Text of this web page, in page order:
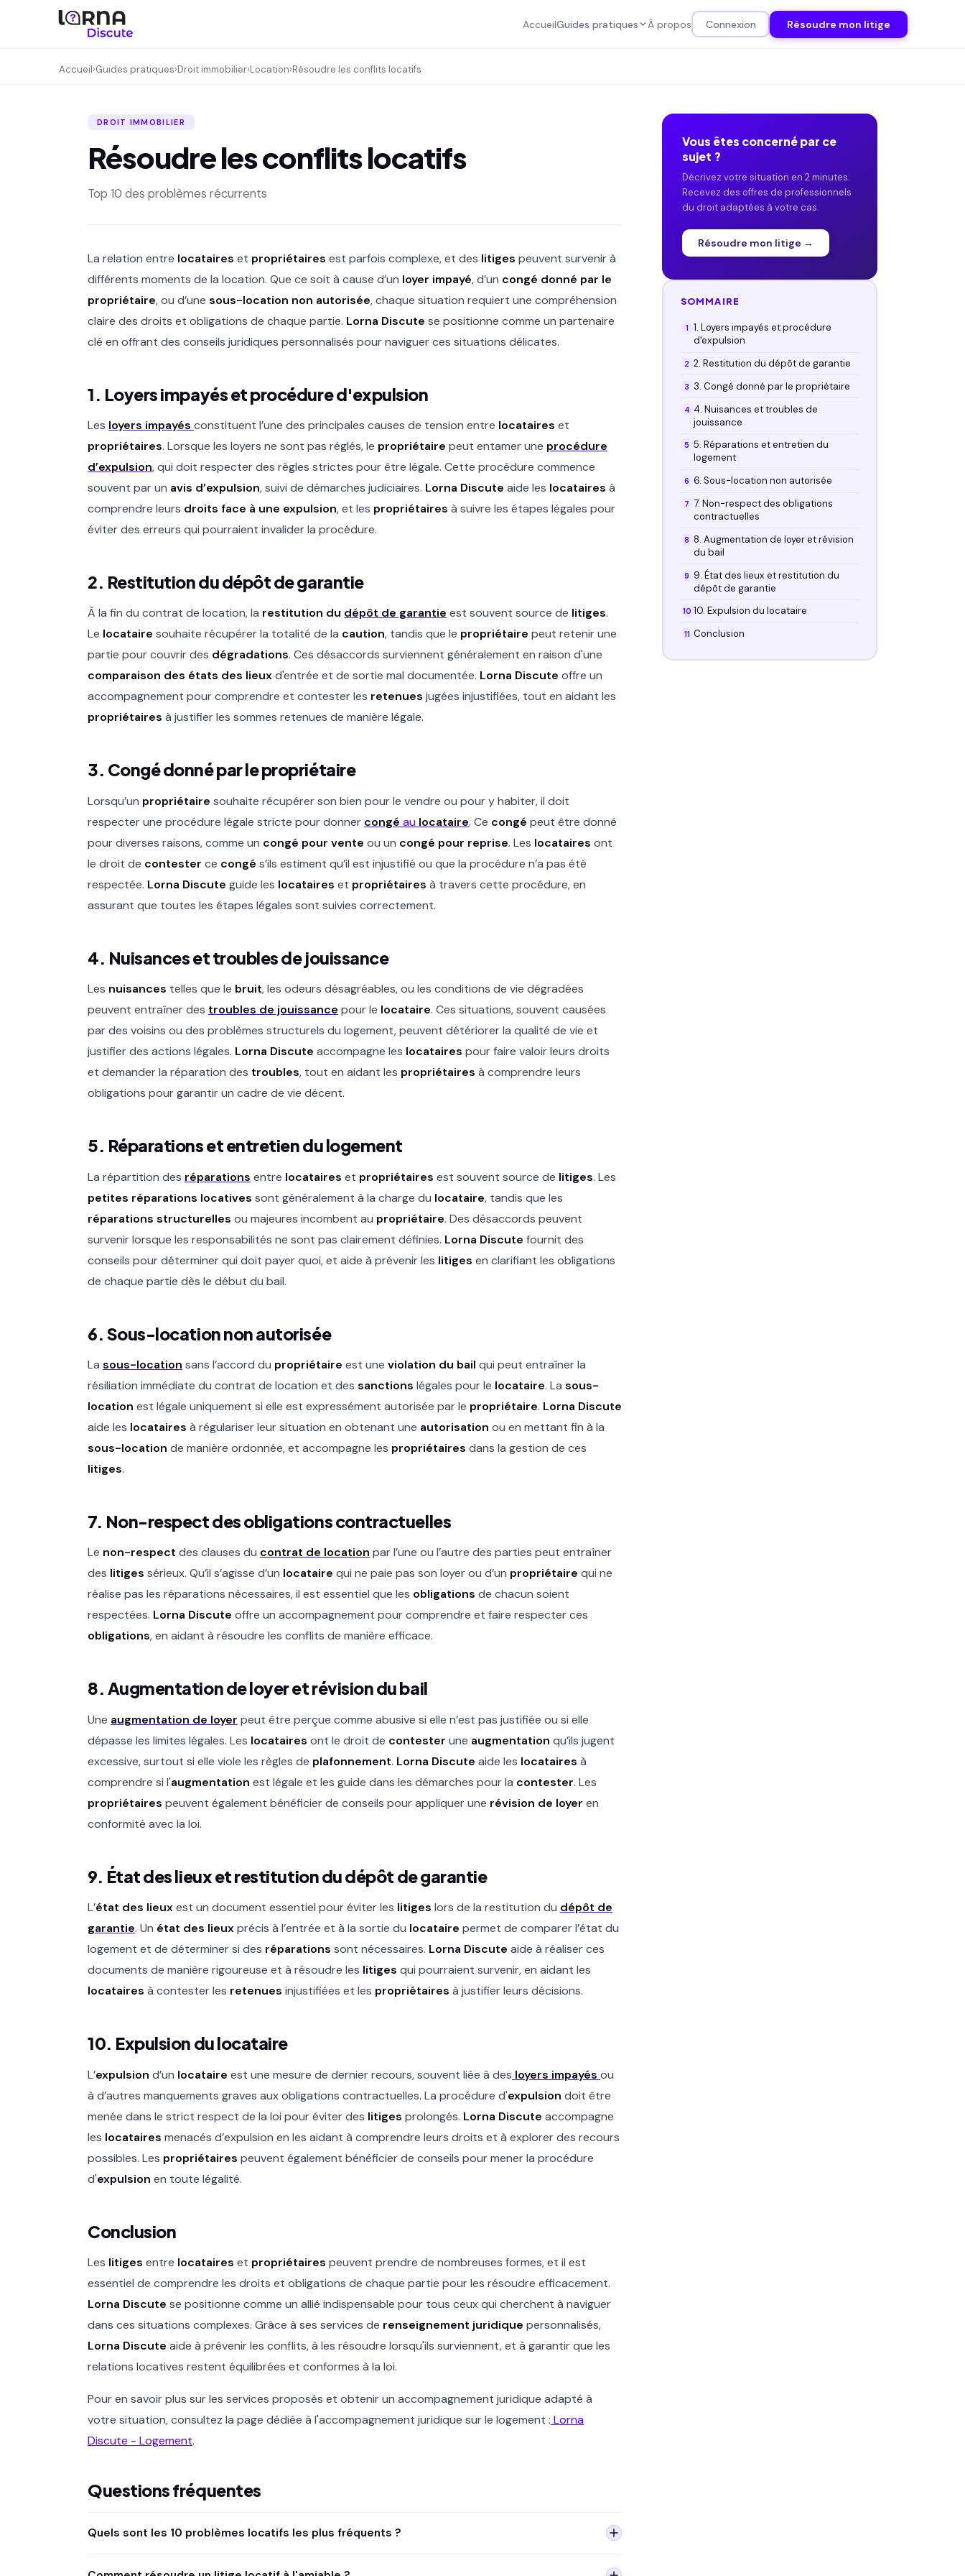
AccueilGuides pratiques À propos Connexion Résoudre mon litige
Accueil›Guides pratiques›Droit immobilier›Location›Résoudre les conflits locatifs
DROIT IMMOBILIER
Résoudre les conflits locatifs
Top 10 des problèmes récurrents
La relation entre locataires et propriétaires est parfois complexe, et des litiges peuvent survenir à
différents moments de la location. Que ce soit à cause d’un loyer impayé, d’un congé donné par le
propriétaire, ou d’une sous-location non autorisée, chaque situation requiert une compréhension
claire des droits et obligations de chaque partie. Lorna Discute se positionne comme un partenaire
clé en offrant des conseils juridiques personnalisés pour naviguer ces situations délicates.
1. Loyers impayés et procédure d'expulsion
Les loyers impayés constituent l’une des principales causes de tension entre locataires et
propriétaires. Lorsque les loyers ne sont pas réglés, le propriétaire peut entamer une procédure
d’expulsion, qui doit respecter des règles strictes pour être légale. Cette procédure commence
souvent par un avis d’expulsion, suivi de démarches judiciaires. Lorna Discute aide les locataires à
comprendre leurs droits face à une expulsion, et les propriétaires à suivre les étapes légales pour
éviter des erreurs qui pourraient invalider la procédure.
2. Restitution du dépôt de garantie
À la fin du contrat de location, la restitution du dépôt de garantie est souvent source de litiges.
Le locataire souhaite récupérer la totalité de la caution, tandis que le propriétaire peut retenir une
partie pour couvrir des dégradations. Ces désaccords surviennent généralement en raison d'une
comparaison des états des lieuxd'entrée et de sortie mal documentée. Lorna Discute offre un
accompagnement pour comprendre et contester les retenues jugées injustifiées, tout en aidant les
propriétaires à justifier les sommes retenues de manière légale.
3. Congé donné par le propriétaire
Lorsqu’un propriétaire souhaite récupérer son bien pour le vendre ou pour y habiter, il doit
respecter une procédure légale stricte pour donner congé au locataire. Ce congé peut être donné
pour diverses raisons, comme un congé pour vente ou un congé pour reprise. Les locataires ont
le droit de contester ce congé s’ils estiment qu’il est injustifié ou que la procédure n’a pas été
respectée. Lorna Discute guide les locataires et propriétaires à travers cette procédure, en
assurant que toutes les étapes légales sont suivies correctement.
4. Nuisances et troubles de jouissance
Les nuisances telles que le bruit, les odeurs désagréables, ou les conditions de vie dégradées
peuvent entraîner des troubles de jouissance pour le locataire. Ces situations, souvent causées
par des voisins ou des problèmes structurels du logement, peuvent détériorer la qualité de vie et
justifier des actions légales. Lorna Discute accompagne les locataires pour faire valoir leurs droits
et demander la réparation des troubles, tout en aidant les propriétaires à comprendre leurs
obligations pour garantir un cadre de vie décent.
5. Réparations et entretien du logement
La répartition des réparations entre locataires et propriétaires est souvent source de litiges. Les
petites réparations locatives sont généralement à la charge du locataire, tandis que les
réparations structurelles ou majeures incombent au propriétaire. Des désaccords peuvent
survenir lorsque les responsabilités ne sont pas clairement définies. Lorna Discute fournit des
conseils pour déterminer qui doit payer quoi, et aide à prévenir les litiges en clarifiant les obligations
de chaque partie dès le début du bail.
6. Sous-location non autorisée
La sous-location sans l’accord du propriétaire est une violation du bail qui peut entraîner la
résiliation immédiate du contrat de location et des sanctions légales pour le locataire. La sous-
location est légale uniquement si elle est expressément autorisée par le propriétaire. Lorna Discute
aide les locataires à régulariser leur situation en obtenant une autorisation ou en mettant fin à la
sous-location de manière ordonnée, et accompagne les propriétaires dans la gestion de ces
litiges.
7. Non-respect des obligations contractuelles
Le non-respect des clauses du contrat de location par l’une ou l’autre des parties peut entraîner
des litiges sérieux. Qu’il s’agisse d’un locataire qui ne paie pas son loyer ou d’un propriétaire qui ne
réalise pas les réparations nécessaires, il est essentiel que les obligations de chacun soient
respectées. Lorna Discute offre un accompagnement pour comprendre et faire respecter ces
obligations, en aidant à résoudre les conflits de manière efficace.
8. Augmentation de loyer et révision du bail
Une augmentation de loyer peut être perçue comme abusive si elle n’est pas justifiée ou si elle
dépasse les limites légales. Les locataires ont le droit de contester une augmentation qu’ils jugent
excessive, surtout si elle viole les règles de plafonnement. Lorna Discute aide les locataires à
comprendre si l'augmentation est légale et les guide dans les démarches pour la contester. Les
propriétaires peuvent également bénéficier de conseils pour appliquer une révision de loyer en
conformité avec la loi.
9. État des lieux et restitution du dépôt de garantie
L’état des lieuxest un document essentiel pour éviter les litiges lors de la restitution du dépôt de
garantie. Un état des lieuxprécis à l’entrée et à la sortie du locataire permet de comparer l’état du
logement et de déterminer si des réparations sont nécessaires. Lorna Discute aide à réaliser ces
documents de manière rigoureuse et à résoudre les litiges qui pourraient survenir, en aidant les
locataires à contester les retenues injustifiées et les propriétaires à justifier leurs décisions.
10. Expulsion du locataire
L’expulsion d’un locataire est une mesure de dernier recours, souvent liée à des loyers impayés ou
à d’autres manquements graves aux obligations contractuelles. La procédure d'expulsion doit être
menée dans le strict respect de la loi pour éviter des litiges prolongés. Lorna Discute accompagne
les locataires menacés d’expulsion en les aidant à comprendre leurs droits et à explorer des recours
possibles. Les propriétaires peuvent également bénéficier de conseils pour mener la procédure
d'expulsion en toute légalité.
Conclusion
Les litiges entre locataires et propriétaires peuvent prendre de nombreuses formes, et il est
essentiel de comprendre les droits et obligations de chaque partie pour les résoudre efficacement.
Lorna Discute se positionne comme un allié indispensable pour tous ceux qui cherchent à naviguer
dans ces situations complexes. Grâce à ses services de renseignement juridique personnalisés,
Lorna Discute aide à prévenir les conflits, à les résoudre lorsqu'ils surviennent, et à garantir que les
relations locatives restent équilibrées et conformes à la loi.
Pour en savoir plus sur les services proposés et obtenir un accompagnement juridique adapté à
votre situation, consultez la page dédiée à l'accompagnement juridique sur le logement : Lorna
Discute - Logement.
Questions fréquentes
Quels sont les 10 problèmes locatifs les plus fréquents ?
Vous êtes concerné par ce
sujet ?
Décrivez votre situation en 2 minutes.
Recevez des offres de professionnels
du droit adaptées à votre cas.
Résoudre mon litige →
SOMMAIRE
1. Loyers impayés et procédure
d'expulsion
2. Restitution du dépôt de garantie
3. Congé donné par le propriétaire
4. Nuisances et troubles de
jouissance
5. Réparations et entretien du
logement
6. Sous-location non autorisée
7. Non-respect des obligations
contractuelles
8. Augmentation de loyer et révision
du bail
9. État des lieux et restitution du
dépôt de garantie
10. Expulsion du locataire
Conclusion